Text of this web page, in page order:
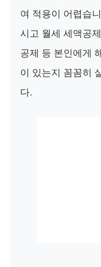
여 적용이 어렵습
시고 월세 세액공
공제 등 본인에게
이 있는지 꼼꼼히
다.